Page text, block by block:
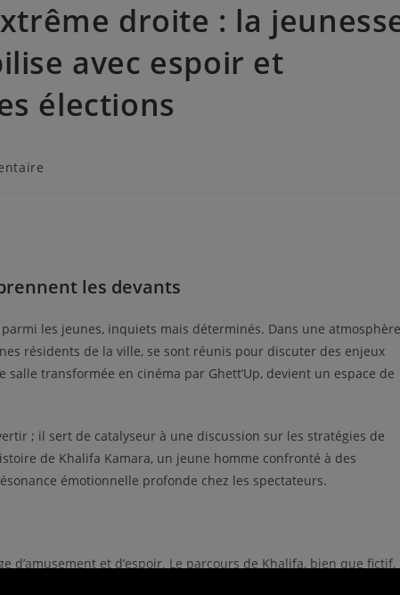
droite : la
avec espoir et
élections
les devants
les jeunes, inquiets mais déterminés. Dans une atmosphère
résidents de la ville, se sont réunis pour discuter des enjeux
transformée en cinéma par Ghett’Up, devient un espace de
; il sert de catalyseur à une discussion sur les stratégies de
de Khalifa Kamara, un jeune homme confronté à des
émotionnelle profonde chez les spectateurs.
et d’espoir. Le parcours de Khalifa, bien que fictif,
ans, souligne le pouvoir du cinéma en tant qu’outil de